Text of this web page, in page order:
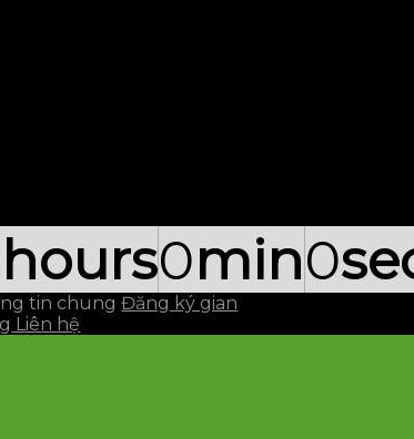
thứ 16
hours0min0
tin chung Đăng ký gian
Liên hệ